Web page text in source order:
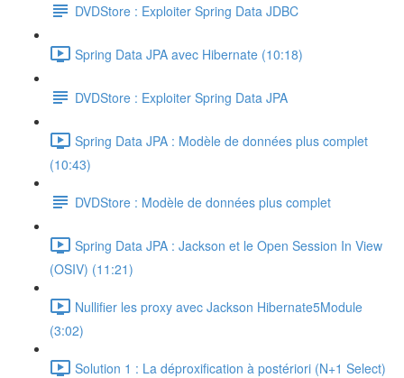
DVDStore : Exploiter Spring Data JDBC
Spring Data JPA avec Hibernate (10:18)
DVDStore : Exploiter Spring Data JPA
Spring Data JPA : Modèle de données plus complet
(10:43)
DVDStore : Modèle de données plus complet
Spring Data JPA : Jackson et le Open Session In View
(OSIV) (11:21)
Nullifier les proxy avec Jackson Hibernate5Module
(3:02)
Solution 1 : La déproxification à postériori (N+1 Select)